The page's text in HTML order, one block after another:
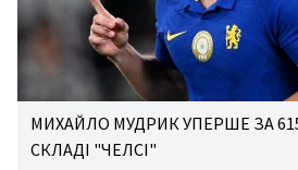
МИХАЙЛО МУДРИК УПЕРШЕ ЗА
СКЛАДІ "ЧЕЛСІ"